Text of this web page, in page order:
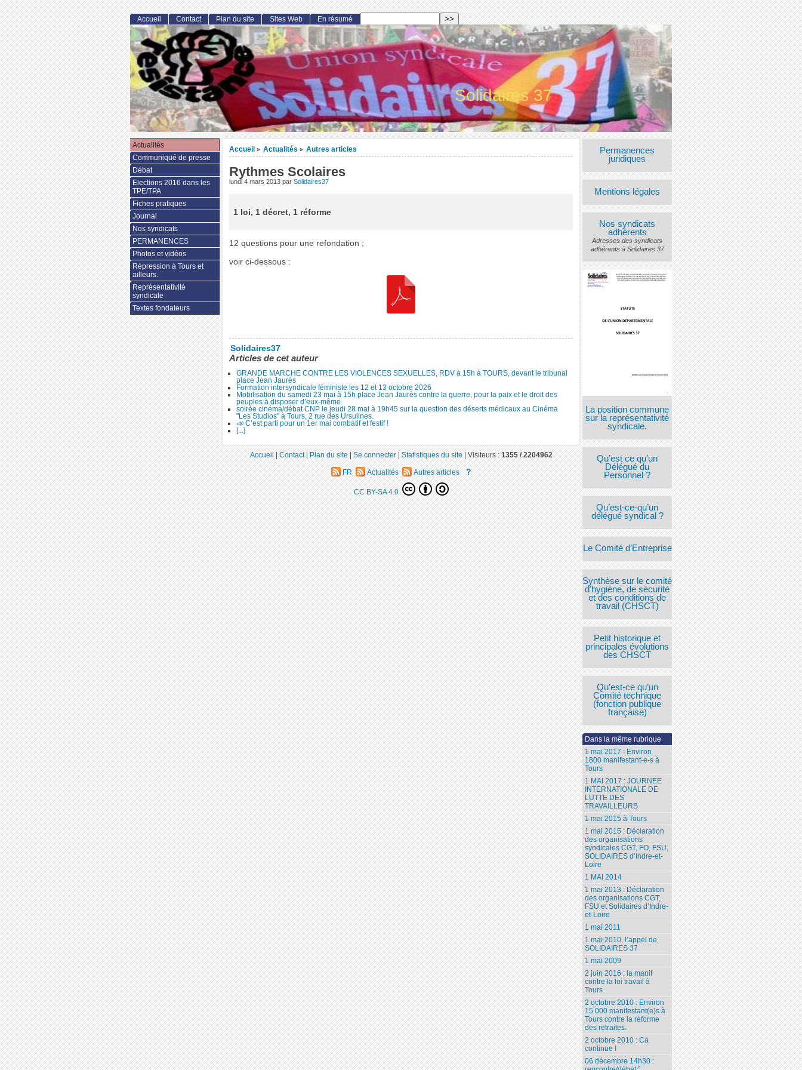
Solidaires 37
Accueil > Actualités > Autres articles
Rythmes Scolaires
lundi 4 mars 2013 par Solidaires37
1 loi, 1 décret, 1 réforme
12 questions pour une refondation ;
voir ci-dessous :
Solidaires37
Articles de cet auteur
GRANDE MARCHE CONTRE LES VIOLENCES SEXUELLES, RDV à 15h à TOURS, devant le tribunal
place Jean Jaurès
Formation intersyndicale féministe les 12 et 13 octobre 2026
Mobilisation du samedi 23 mai à 15h place Jean Jaurès contre la guerre, pour la paix et le droit des
peuples à disposer d’eux-même
soirée cinéma/débat CNP le jeudi 28 mai à 19h45 sur la question des déserts médicaux au Cinéma
"Les Studios" à Tours, 2 rue des Ursulines.
📣 C’est parti pour un 1er mai combatif et festif !
[...]
Permanences
juridiques
Mentions légales
Nos syndicats
adhérents
Adresses des syndicats
adhérents à Solidaires 37
La position commune
sur la représentativité
syndicale.
Qu’est ce qu’un
Délégué du
Personnel ?
Qu’est-ce-qu’un
délégué syndical ?
Le Comité d’Entreprise
Synthèse sur le comité
d’hygiène, de sécurité
et des conditions de
travail (CHSCT)
Petit historique et
principales évolutions
des CHSCT
Qu’est-ce qu’un
Comité technique
(fonction publique
française)
Dans la même rubrique
1 mai 2017 : Environ
1800 manifestant-e-s à
Tours
1 MAI 2017 : JOURNEE
INTERNATIONALE DE
LUTTE DES
TRAVAILLEURS
1 mai 2015 à Tours
1 mai 2015 : Déclaration
des organisations
syndicales CGT, FO, FSU,
SOLIDAIRES d’Indre-et-
Loire
1 MAI 2014
1 mai 2013 : Déclaration
des organisations CGT,
FSU et Solidaires d’Indre-
et-Loire
1 mai 2011
1 mai 2010, l’appel de
SOLIDAIRES 37
1 mai 2009
2 juin 2016 : la manif
contre la loi travail à
Tours.
2 octobre 2010 : Environ
15 000 manifestant(e)s à
Tours contre la réforme
des retraites.
2 octobre 2010 : Ca
continue !
06 décembre 14h30 :
Accueil Contact Plan du site Sites Web En résumé
Actualités
Communiqué de presse
Débat
Elections 2016 dans les
TPE/TPA
Fiches pratiques
Journal
Nos syndicats
PERMANENCES
Photos et vidéos
Répression à Tours et
ailleurs.
Représentativité
syndicale
Textes fondateurs
Accueil|Contact|Plan du site|Se connecter|Statistiques du site|Visiteurs :1355 / 2204962
FR Actualités Autres articles ?
CC BY-SA 4.0